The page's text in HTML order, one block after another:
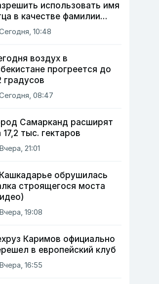
использовать имя
в качестве фамилии
10:48
воздух в
прогреется до
градусов
08:47
Самарканд расширят
17,2 тыс. гектаров
Вчера, 21:01
обрушилась
строящегося моста
Вчера, 19:08
Каримов официально
в европейский клуб
Вчера, 16:55